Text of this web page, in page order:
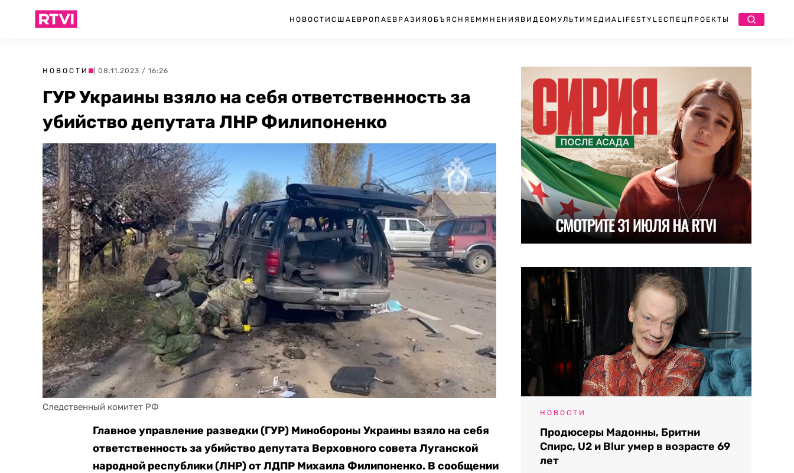
НОВОСТИ США ЕВРОПА ЕВРАЗИЯ ОБЪЯСНЯЕМ МНЕНИЯ ВИДЕО МУЛЬТИМЕДИА LIFESTYLEСПЕЦПРОЕКТЫ
НОВОСТИ | 08.11.2023 / 16:26
ГУР Украины взяло на себя ответственность за
убийство депутата ЛНР Филипоненко
Следственный комитет РФ
Главное управление разведки (ГУР) Минобороны Украины взяло на себя
ответственность за убийство депутата Верховного совета Луганской
народной республики (ЛНР) от ЛДПР Михаила Филипоненко. В сообщении
НОВОСТИ
Продюсеры Мадонны, Бритни
Спирс, U2 и Blur умер в возрасте 69
лет